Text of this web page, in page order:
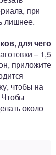
при
лишнее.
для чего
– 1,5
приложите
чтобы на
Чтобы
около